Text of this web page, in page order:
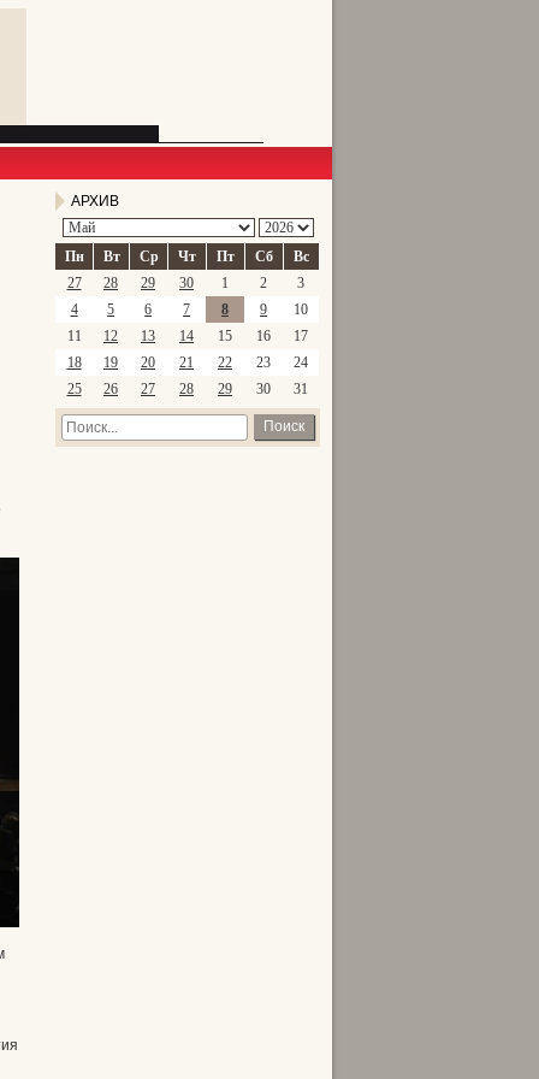
АРХИВ
Пн Вт Ср Чт Пт Сб
Вс
27
28 29 30 1 2
3
4
5 6 7 8 9
10
11
12 13 14 15 16
17
18
19 20 21 22 23
24
25
26 27 28 29 30 31
Поиск